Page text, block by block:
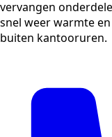
vervangen
snel weer warmte
buiten kantooruren.